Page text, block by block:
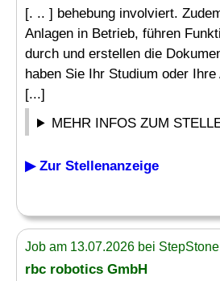
[. .. ] behebung involviert.
Anlagen in Betrieb, führen
durch und erstellen die
haben Sie Ihr Studium oder
[...]
MEHR INFOS ZUM
▶ Zur Stellenanzeige
Job am 13.07.2026 bei
rbc robotics GmbH